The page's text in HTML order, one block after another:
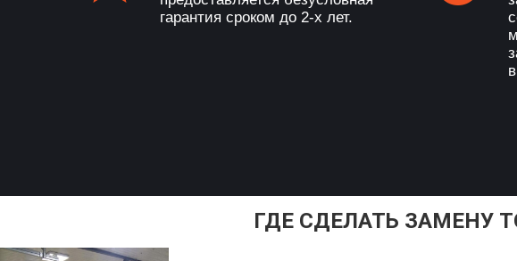
гарантия сроком до 2-х лет.
ГДЕ СДЕЛАТЬ ЗАМЕНУ